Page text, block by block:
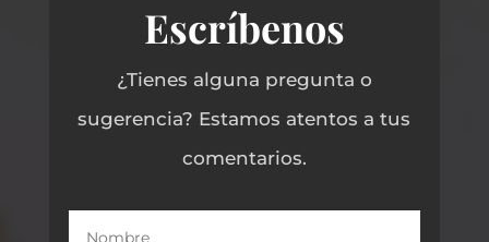
Escríbenos
¿Tienes alguna pregunta o
sugerencia? Estamos atentos a tus
comentarios.